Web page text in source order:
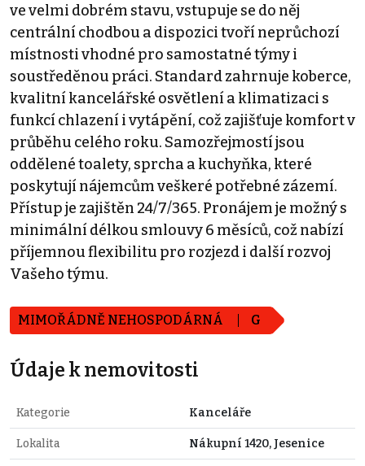
ve velmi dobrém stavu, vstupuje se do něj
centrální chodbou a dispozici tvoří neprůchozí
místnosti vhodné pro samostatné týmy i
soustředěnou práci. Standard zahrnuje koberce,
kvalitní kancelářské osvětlení a klimatizaci s
funkcí chlazení i vytápění, což zajišťuje komfort v
průběhu celého roku. Samozřejmostí jsou
oddělené toalety, sprcha a kuchyňka, které
poskytují nájemcům veškeré potřebné zázemí.
Přístup je zajištěn 24/7/365. Pronájem je možný s
minimální délkou smlouvy 6 měsíců, což nabízí
příjemnou flexibilitu pro rozjezd i další rozvoj
Vašeho týmu.
MIMOŘÁDNĚ NEHOSPODÁRNÁ G
Údaje k nemovitosti
Kategorie Kanceláře
Lokalita Nákupní 1420, Jesenice